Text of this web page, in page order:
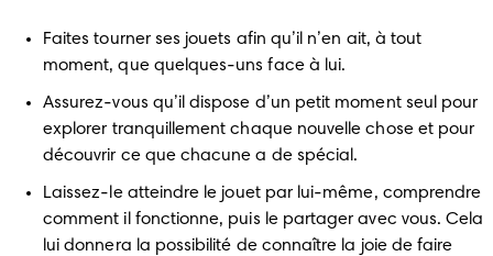
Faites tourner ses jouets afin qu’il n’en ait, à tout
moment, que quelques-uns face à lui.
Assurez-vous qu’il dispose d’un petit moment seul pour
explorer tranquillement chaque nouvelle chose et pour
découvrir ce que chacune a de spécial.
Laissez-le atteindre le jouet par lui-même, comprendre
comment il fonctionne, puis le partager avec vous. Cela
lui donnera la possibilité de connaître la joie de faire